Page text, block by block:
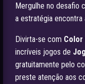
Mergulhe no desafio
a estratégia
Divirta-se com Color
incríveis jogos de
gratuitamente pelo
preste atenção aos